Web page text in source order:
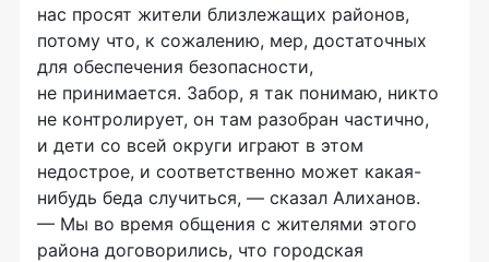
нас просят жители близлежащих районов,
потому что, к сожалению, мер, достаточных
для обеспечения безопасности,
не принимается. Забор, я так понимаю, никто
не контролирует, он там разобран частично,
и дети со всей округи играют в этом
недострое, и соответственно может какая-
нибудь беда случиться, — сказал Алиханов.
— Мы во время общения с жителями этого
района договорились, что городская